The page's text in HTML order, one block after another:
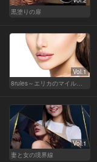
黒塗りの扉
Vol.1
8rules～エリカのマイルール～
Vol.1
妻と女の境界線